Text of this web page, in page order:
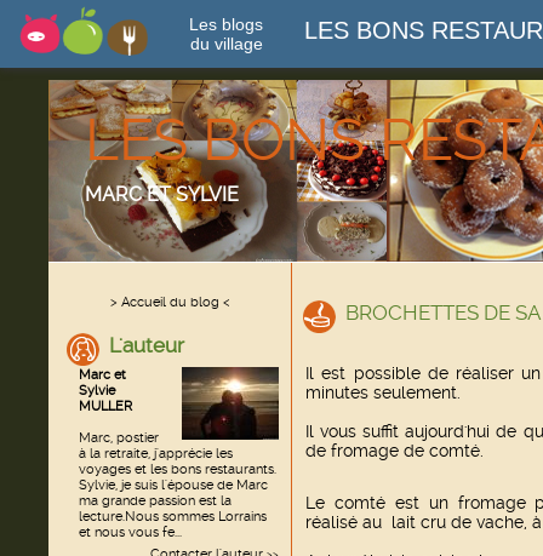
Les blogs
du village
LES BONS
LES BONS
MARC ET SYLVIE
> Accueil du blog <
L'auteur
Marc et
Sylvie
MULLER
Marc, postier
à la retraite, j'apprécie les
voyages et les bons restaurants.
Sylvie, je suis l'épouse de Marc
ma grande passion est la
lecture.Nous sommes Lorrains
et nous vous fe...
BROCHETTES DE
Il est possible de réaliser
minutes seulement.
Il vous suffit aujourd'hui de
de fromage de comté.
Le comté est un fromage
réalisé au lait cru de vache,